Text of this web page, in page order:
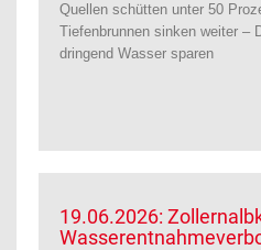
Quellen schütten unter 50
Tiefenbrunnen sinken weiter –
dringend Wasser sparen
19.06.2026: